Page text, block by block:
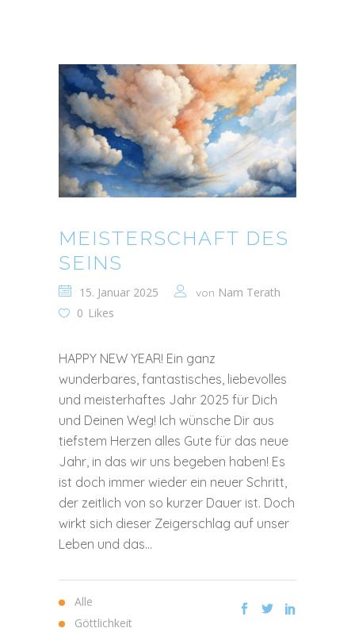
MEISTERSCHAFT DES
SEINS
15. Januar 2025 von Nam Terath
0 Likes
HAPPY NEW YEAR! Ein ganz
wunderbares, fantastisches, liebevolles
und meisterhaftes Jahr 2025 für Dich
und Deinen Weg! Ich wünsche Dir aus
tiefstem Herzen alles Gute für das neue
Jahr, in das wir uns begeben haben! Es
ist doch immer wieder ein neuer Schritt,
der zeitlich von so kurzer Dauer ist. Doch
wirkt sich dieser Zeigerschlag auf unser
Leben und das...
Alle
Göttlichkeit